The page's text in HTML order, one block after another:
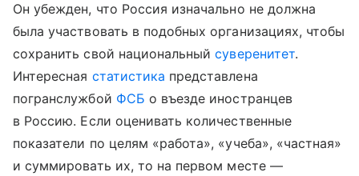
Он убежден, что Россия изначально не должна
была участвовать в подобных организациях, чтобы
сохранить свой национальныйсуверенитет.
Интересная статистика представлена
погранслужбой ФСБ о въезде иностранцев
в Россию. Если оценивать количественные
показатели по целям «работа», «учеба», «частная»
и суммировать их, то на первом месте —